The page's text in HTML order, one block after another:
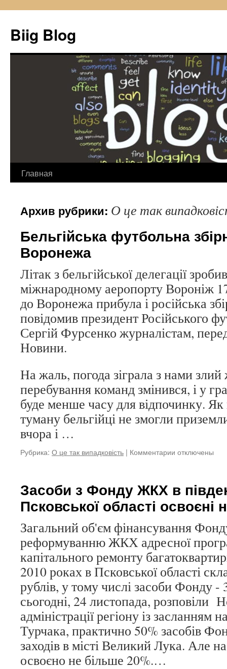
Biig Blog
Перейти
содержимому
Главная
Архив рубрики: О це так
Бельгійська футбольна
Воронежа
Літак з бельгійської делегації
міжнародному аеропорту Вороніж
до Воронежа прибула і російська
повідомив президент Російського
Сергій Фурсенко журналістам,
Новини.
На жаль, погода зіграла з нами злий
перебування команд змінився, і у
буде менше часу для відпочинку. Як
туману бельгійці не змогли
вчора і …
Рубрика: О це так випадковість | Комментарии к
збірна
прибула
до
Воронежа
отключены
Засоби з Фонду ЖКХ в
Псковської області освоєні
Загальний об'єм фінансування
реформуванню ЖКХ адресної
капітального ремонту
2010 роках в Псковської області
рублів, у тому числі засоби Фонду -
сьогодні, 24 листопада, розповіли
адміністрації регіону із засланням
Турчака, практично 50% засобів
заходів в місті Великий Лука. Але
освоєно не більше 20%.…